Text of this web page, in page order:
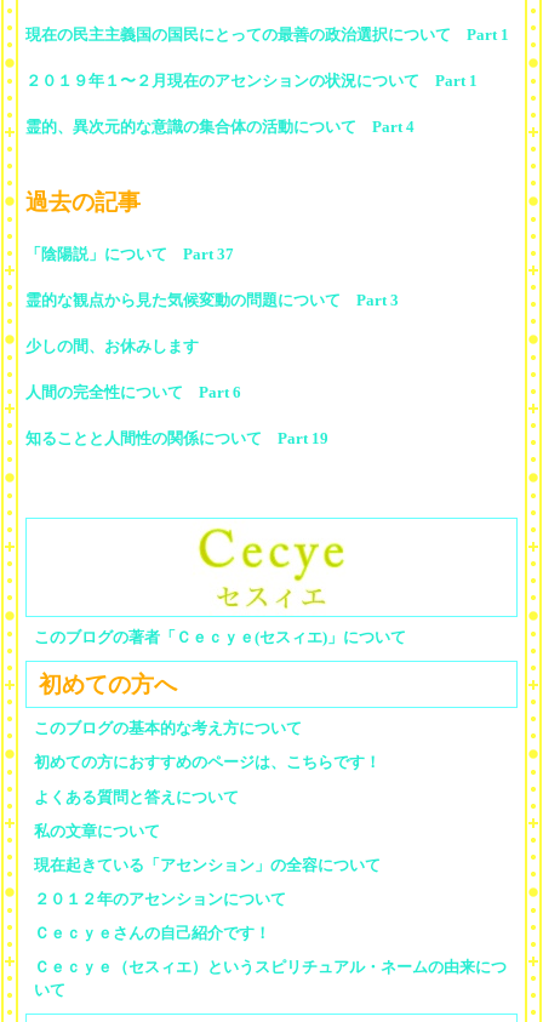
現在の民主主義国の国民にとっての最善の政治選択について Part 1
２０１９年１〜２月現在のアセンションの状況について Part 1
霊的、異次元的な意識の集合体の活動について Part 4
過去の記事
「陰陽説」について Part 37
霊的な観点から見た気候変動の問題について Part 3
少しの間、お休みします
人間の完全性について Part 6
知ることと人間性の関係について Part 19
このブログの著者「Ｃｅｃｙｅ(セスィエ)」について
初めての方へ
このブログの基本的な考え方について
初めての方におすすめのページは、こちらです！
よくある質問と答えについて
私の文章について
現在起きている「アセンション」の全容について
２０１２年のアセンションについて
Ｃｅｃｙｅさんの自己紹介です！
Ｃｅｃｙｅ（セスィエ）というスピリチュアル・ネームの由来につ
いて